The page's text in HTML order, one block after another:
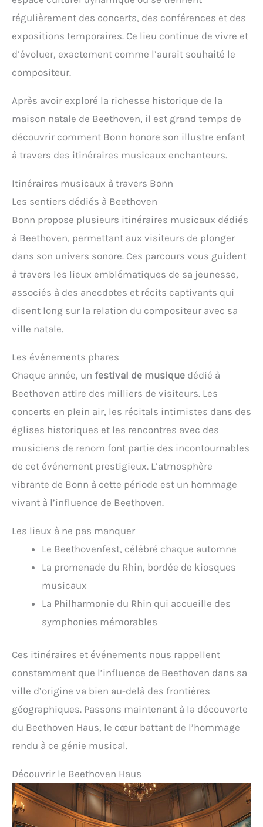
neutre avec un sac de transport au design unique
pour un nettoyage et un rangement faciles. Cadeau
bébés de 18 mois.
rangement exclusif muni d'un cordon de serrage.
Facile à transporter pour un pique-nique ou une
visite chez des amis, il vous permet de lancer à tout
moment et en tout lieu des petits jeux musicaux en
de musique sur l'herbe. Des Jouets d'excellente
Qualité: fabriqués en bois naturel, aux teintes
aspérités, ce qui les rend très adaptés à votre
enfant. Cadeau pour Bébés Garçons Filles12 Mois+:
Ce coffret de jouets musicaux en bois montessori
est simple à utiliser et facile à saisir, ce qui le rend
fête, un anniversaire, Noël ou une fête d'enfants,
petits jeux interactifs avec votre bébé en tapotant,
régulièrement des concerts, des conférences et des
expositions temporaires. Ce lieu continue de vivre et
d’évoluer, exactement comme l’aurait souhaité le
compositeur.
Après avoir exploré la richesse historique de la
maison natale de Beethoven, il est grand temps de
découvrir comment Bonn honore son illustre enfant
à travers des itinéraires musicaux enchanteurs.
Itinéraires musicaux à travers Bonn
Les sentiers dédiés à Beethoven
Bonn propose plusieurs itinéraires musicaux dédiés
à Beethoven, permettant aux visiteurs de plonger
dans son univers sonore. Ces parcours vous guident
à travers les lieux emblématiques de sa jeunesse,
associés à des anecdotes et récits captivants qui
disent long sur la relation du compositeur avec sa
ville natale.
Les événements phares
Chaque année, un festival de musique dédié à
Beethoven attire des milliers de visiteurs. Les
concerts en plein air, les récitals intimistes dans des
églises historiques et les rencontres avec des
musiciens de renom font partie des incontournables
de cet événement prestigieux. L’atmosphère
vibrante de Bonn à cette période est un hommage
vivant à l’influence de Beethoven.
Les lieux à ne pas manquer
Le Beethovenfest, célébré chaque automne
La promenade du Rhin, bordée de kiosques
musicaux
La Philharmonie du Rhin qui accueille des
symphonies mémorables
Ces itinéraires et événements nous rappellent
constamment que l’influence de Beethoven dans sa
ville d’origine va bien au-delà des frontières
géographiques. Passons maintenant à la découverte
du Beethoven Haus, le cœur battant de l’hommage
rendu à ce génie musical.
Découvrir le Beethoven Haus